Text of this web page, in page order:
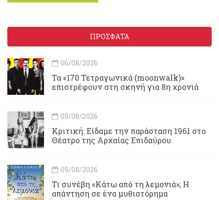
ΠΡΟΣΦΑΤΑ
06/08/2026
Τα «170 Τετραγωνικά (moonwalk)»
επιστρέφουν στη σκηνή για 8η χρονιά
05/08/2026
Κριτική: Είδαμε την παράσταση 1961 στο
Θέατρο της Αρχαίας Επιδαύρου
05/08/2026
Τι συνέβη «Κάτω από τη λεμονιά»; Η
απάντηση σε ένα μυθιστόρημα